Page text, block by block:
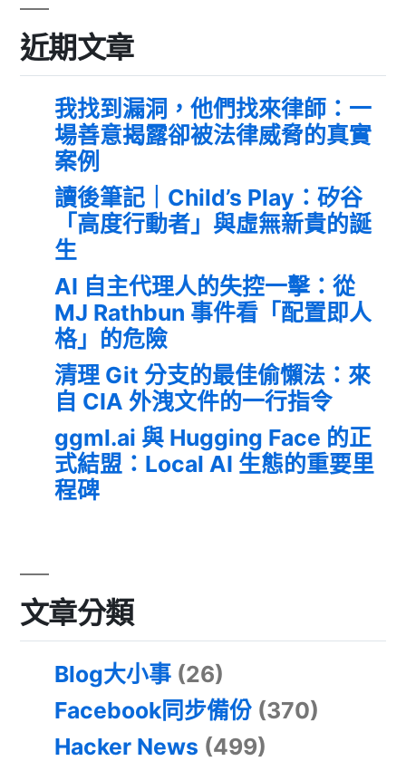
近期文章
我找到漏洞，他們找來律師：一
場善意揭露卻被法律威脅的真實
案例
讀後筆記｜Child’s Play：矽谷
「高度行動者」與虛無新貴的誕
生
AI 自主代理人的失控一擊：從
MJ Rathbun 事件看「配置即人
格」的危險
清理 Git 分支的最佳偷懶法：來
自 CIA 外洩文件的一行指令
ggml.ai 與 Hugging Face 的正
式結盟：Local AI 生態的重要里
程碑
文章分類
Blog大小事 (26)
Facebook同步備份 (370)
Hacker News (499)